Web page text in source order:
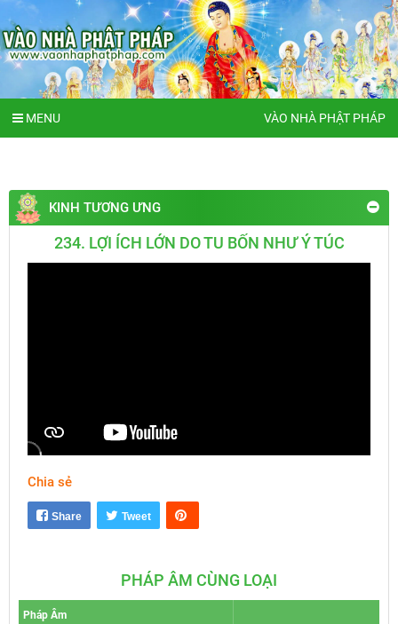
MENU VÀO NHÀ PHẬT PHÁP
KINH TƯƠNG ƯNG
234. LỢI ÍCH LỚN DO TU BỐN NHƯ Ý TÚC
Chia sẻ
Share Tweet
PHÁP ÂM CÙNG LOẠI
Pháp Âm